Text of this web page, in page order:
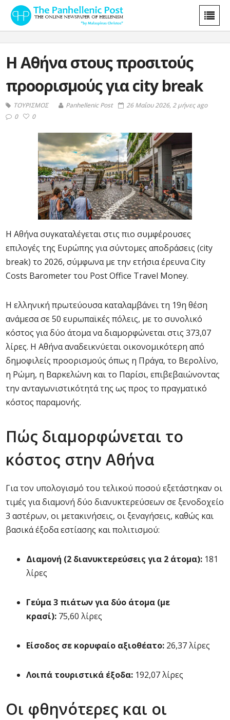
Η Αθήνα στους προσιτούς
προορισμούς για city break
ΤΟΥΡΙΣΜΟΣ Panhellenic Post
26 Μαΐου 2026, 2 μήνες ago
0
0
Η Αθήνα συγκαταλέγεται στις πιο συμφέρουσες
επιλογές της Ευρώπης για σύντομες αποδράσεις (city
break) το 2026, σύμφωνα με την ετήσια έρευνα City
Costs Barometer του Post Office Travel Money.
Η ελληνική πρωτεύουσα καταλαμβάνει τη 19η θέση
ανάμεσα σε 50 ευρωπαϊκές πόλεις, με το συνολικό
κόστος για δύο άτομα να διαμορφώνεται στις 373,07
λίρες. Η Αθήνα αναδεικνύεται οικονομικότερη από
δημοφιλείς προορισμούς όπως η Πράγα, το Βερολίνο,
η Ρώμη, η Βαρκελώνη και το Παρίσι, επιβεβαιώνοντας
την ανταγωνιστικότητά της ως προς το πραγματικό
κόστος παραμονής.
Πώς διαμορφώνεται το
κόστος στην Αθήνα
Για τον υπολογισμό του τελικού ποσού εξετάστηκαν οι
τιμές για διαμονή δύο διανυκτερεύσεων σε ξενοδοχείο
3 αστέρων, οι μετακινήσεις, οι ξεναγήσεις, καθώς και
βασικά έξοδα εστίασης και πολιτισμού:
Διαμονή (2 διανυκτερεύσεις για 2 άτομα): 181
λίρες
Γεύμα 3 πιάτων για δύο άτομα (με
κρασί): 75,60 λίρες
Είσοδος σε κορυφαίο αξιοθέατο: 26,37 λίρες
Λοιπά τουριστικά έξοδα: 192,07 λίρες
Οι φθηνότερες και οι